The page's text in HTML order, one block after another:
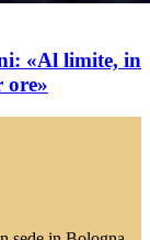
«Al limite, in
ore»